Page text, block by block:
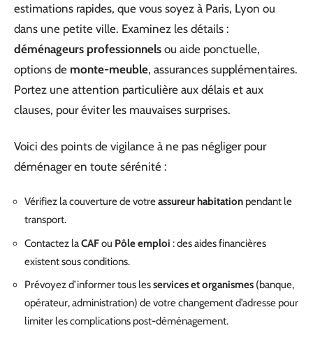
estimations rapides, que vous soyez à Paris, Lyon ou
dans une petite ville. Examinez les détails :
déménageurs professionnels ou aide ponctuelle,
options de monte-meuble, assurances supplémentaires.
Portez une attention particulière aux délais et aux
clauses, pour éviter les mauvaises surprises.
Voici des points de vigilance à ne pas négliger pour
déménager en toute sérénité :
Vérifiez la couverture de votreassureur habitation pendant le
transport.
Contactez laCAFou Pôle emploi : des aides financières
existent sous conditions.
Prévoyez d’informer tous lesservices et organismes (banque,
opérateur, administration) de votre changement d’adresse pour
limiter les complications post-déménagement.